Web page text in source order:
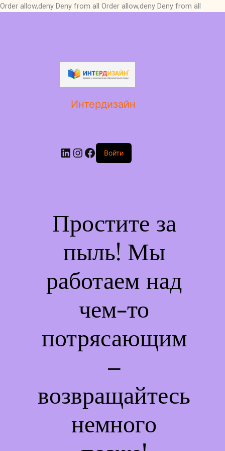
Order allow,deny Deny from all Order allow,deny Deny from all
Интердизайн
LinkedIn
Instagram
Facebook
Войти
Простите за
пыль! Мы
работаем над
чем-то
потрясающим
–
возвращайтесь
немного